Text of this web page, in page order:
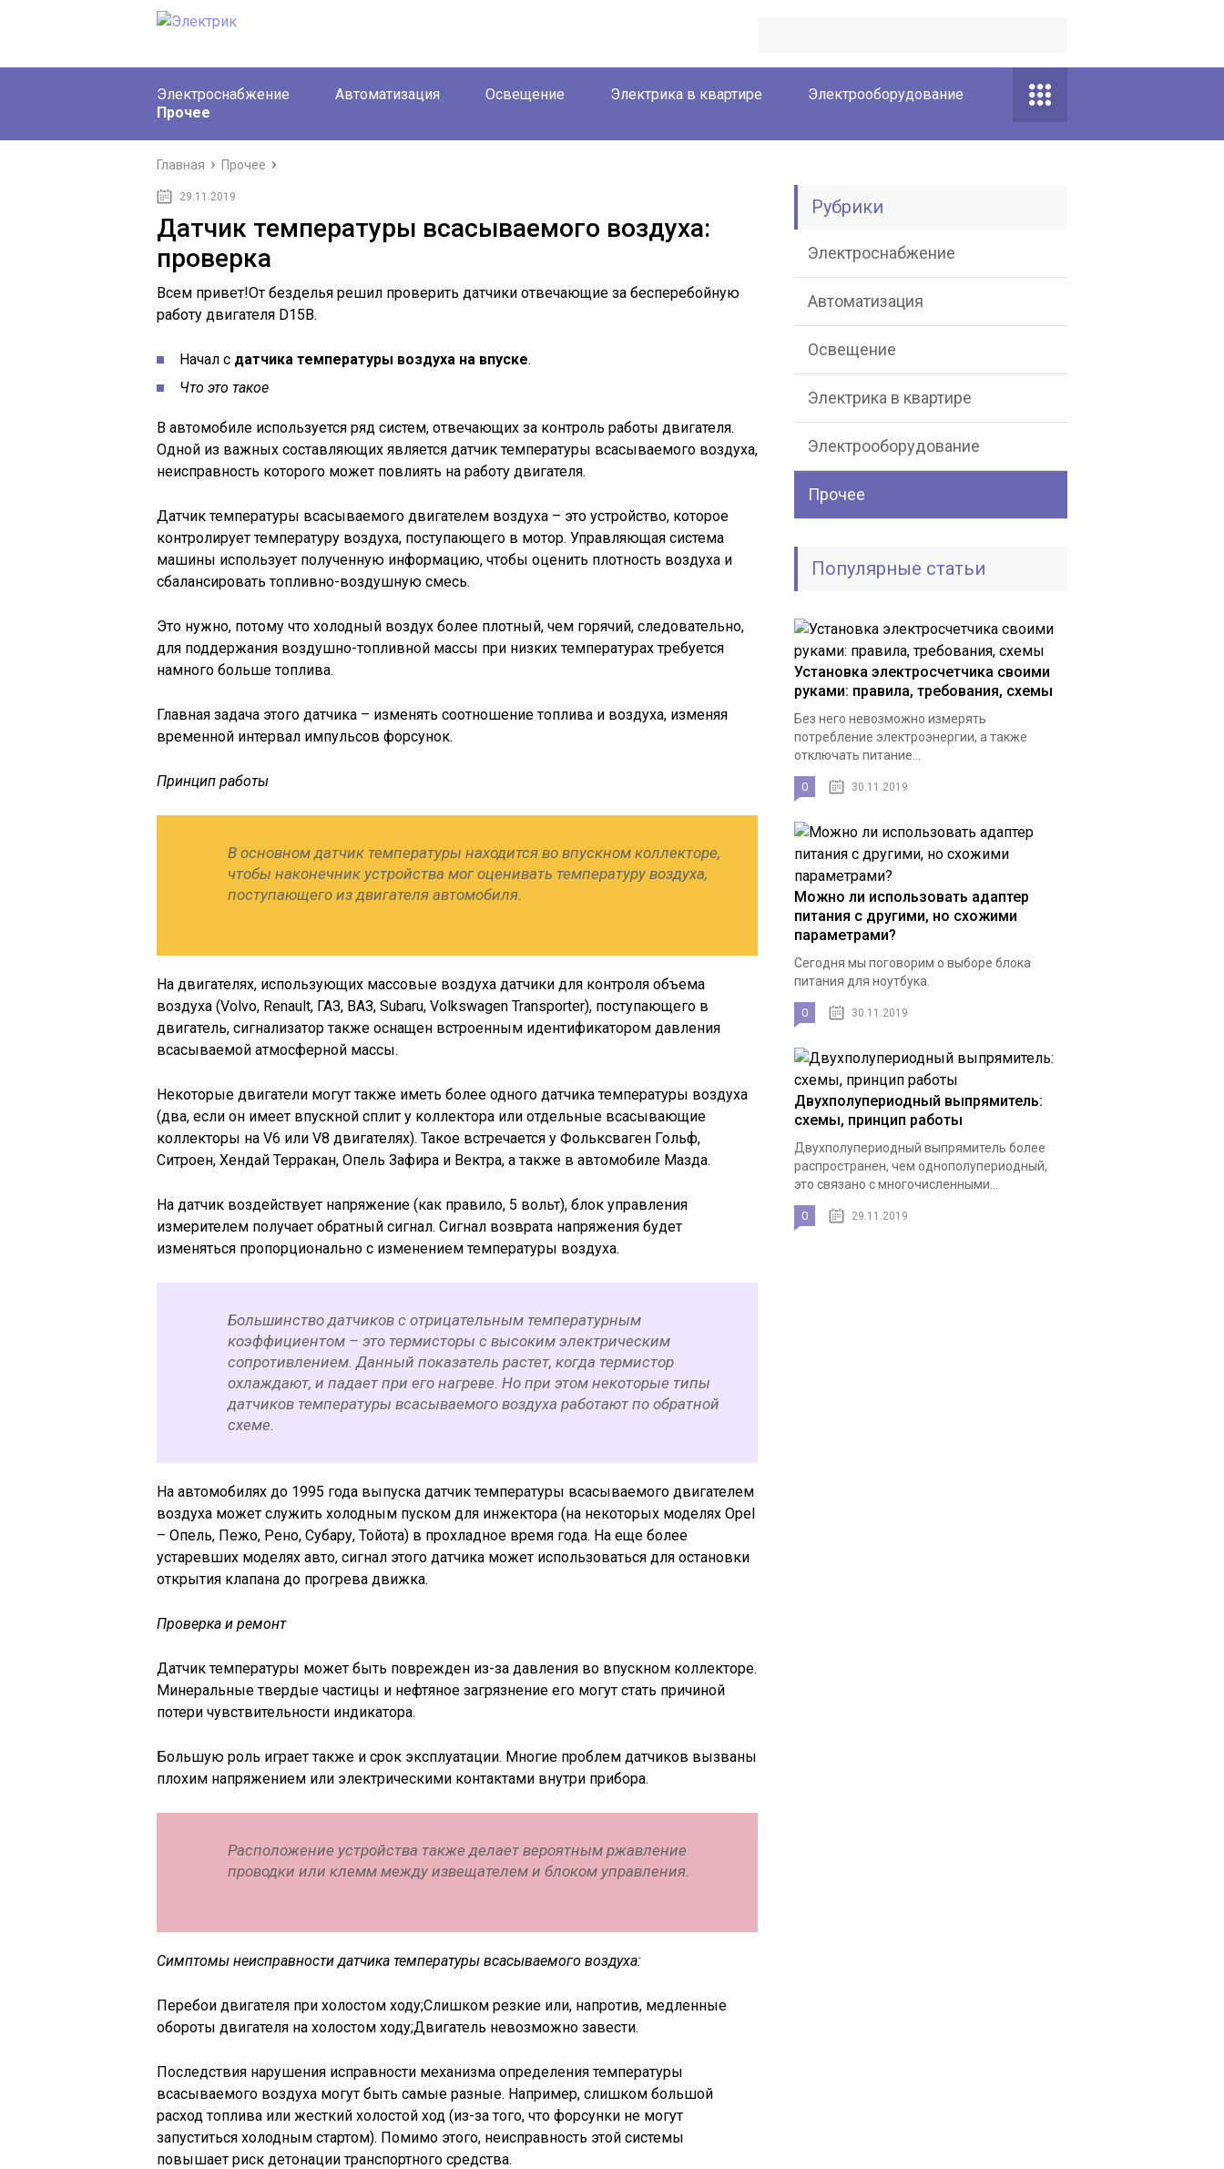
Электроснабжение Автоматизация Освещение Электрика в квартире
Электрооборудование
Прочее
Главная Прочее
29.11.2019
Датчик температуры всасываемого воздуха:
проверка
Всем привет!От безделья решил проверить датчики отвечающие за бесперебойную
работу двигателя D15B.
Начал с датчика температуры воздуха на впуске.
Что это такое
В автомобиле используется ряд систем, отвечающих за контроль работы двигателя.
Одной из важных составляющих является датчик температуры всасываемого воздуха,
неисправность которого может повлиять на работу двигателя.
Датчик температуры всасываемого двигателем воздуха – это устройство, которое
контролирует температуру воздуха, поступающего в мотор. Управляющая система
машины использует полученную информацию, чтобы оценить плотность воздуха и
сбалансировать топливно-воздушную смесь.
Это нужно, потому что холодный воздух более плотный, чем горячий, следовательно,
для поддержания воздушно-топливной массы при низких температурах требуется
намного больше топлива.
Главная задача этого датчика – изменять соотношение топлива и воздуха, изменяя
временной интервал импульсов форсунок.
Принцип работы
В основном датчик температуры находится во впускном коллекторе,
чтобы наконечник устройства мог оценивать температуру воздуха,
поступающего из двигателя автомобиля.
На двигателях, использующих массовые воздуха датчики для контроля объема
воздуха (Volvo, Renault, ГАЗ, ВАЗ, Subaru, Volkswagen Transporter), поступающего в
двигатель, сигнализатор также оснащен встроенным идентификатором давления
всасываемой атмосферной массы.
Некоторые двигатели могут также иметь более одного датчика температуры воздуха
(два, если он имеет впускной сплит у коллектора или отдельные всасывающие
коллекторы на V6 или V8 двигателях). Такое встречается у Фольксваген Гольф,
Ситроен, Хендай Терракан, Опель Зафира и Вектра, а также в автомобиле Мазда.
На датчик воздействует напряжение (как правило, 5 вольт), блок управления
измерителем получает обратный сигнал. Сигнал возврата напряжения будет
изменяться пропорционально с изменением температуры воздуха.
Большинство датчиков с отрицательным температурным
коэффициентом – это термисторы с высоким электрическим
сопротивлением. Данный показатель растет, когда термистор
охлаждают, и падает при его нагреве. Но при этом некоторые типы
датчиков температуры всасываемого воздуха работают по обратной
схеме.
На автомобилях до 1995 года выпуска датчик температуры всасываемого двигателем
воздуха может служить холодным пуском для инжектора (на некоторых моделях Opel
– Опель, Пежо, Рено, Субару, Тойота) в прохладное время года. На еще более
устаревших моделях авто, сигнал этого датчика может использоваться для остановки
открытия клапана до прогрева движка.
Проверка и ремонт
Датчик температуры может быть поврежден из-за давления во впускном коллекторе.
Минеральные твердые частицы и нефтяное загрязнение его могут стать причиной
потери чувствительности индикатора.
Большую роль играет также и срок эксплуатации. Многие проблем датчиков вызваны
плохим напряжением или электрическими контактами внутри прибора.
Расположение устройства также делает вероятным ржавление
проводки или клемм между извещателем и блоком управления.
Симптомы неисправности датчика температуры всасываемого воздуха:
Перебои двигателя при холостом ходу;Слишком резкие или, напротив, медленные
обороты двигателя на холостом ходу;Двигатель невозможно завести.
Последствия нарушения исправности механизма определения температуры
всасываемого воздуха могут быть самые разные. Например, слишком большой
расход топлива или жесткий холостой ход (из-за того, что форсунки не могут
запуститься холодным стартом). Помимо этого, неисправность этой системы
повышает риск детонации транспортного средства.
Рубрики
Электроснабжение
Автоматизация
Освещение
Электрика в квартире
Электрооборудование
Прочее
Популярные статьи
Установка электросчетчика своими
руками: правила, требования, схемы
Без него невозможно измерять
потребление электроэнергии, а также
отключать питание...
0 30.11.2019
Можно ли использовать адаптер
питания с другими, но схожими
параметрами?
Сегодня мы поговорим о выборе блока
питания для ноутбука.
0 30.11.2019
Двухполупериодный выпрямитель:
схемы, принцип работы
Двухполупериодный выпрямитель более
распространен, чем однополупериодный,
это связано с многочисленными...
0 29.11.2019